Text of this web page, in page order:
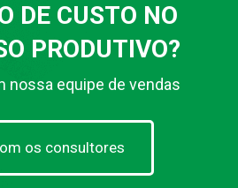
DE CUSTO NO
PRODUTIVO?
nossa equipe de vendas
os consultores